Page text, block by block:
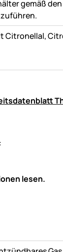
gemäß
Citronellal,
lesen.